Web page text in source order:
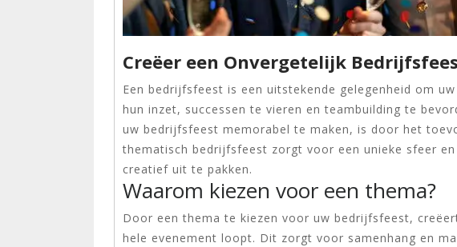
Creëer een Onvergetelijk
Een bedrijfsfeest is een uitstekende gelegenheid om
hun inzet, successen te vieren en teambuilding te
uw bedrijfsfeest memorabel te maken, is door het
thematisch bedrijfsfeest zorgt voor een unieke sfeer
creatief uit te pakken.
Waarom kiezen voor een thema?
Door een thema te kiezen voor uw bedrijfsfeest,
hele evenement loopt. Dit zorgt voor samenhang en